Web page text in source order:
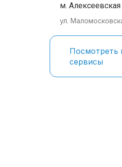
м. Алексеевская
ул.
Посмотреть
сервисы